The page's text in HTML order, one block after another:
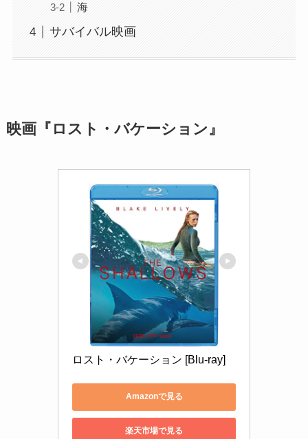
海
サバイバル映画
映画『ロスト・バケーション』
ロスト・バケーション [Blu-ray]
Amazonで見る
楽天市場で見る